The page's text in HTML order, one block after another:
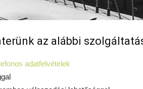
az alábbi
adatfelvételek